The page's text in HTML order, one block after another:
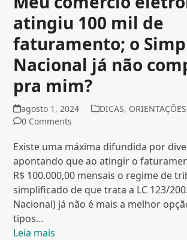
atingiu 100 mil de
faturamento; o
Nacional já não
pra mim?
agosto 1, 2024 DICAS, ORIENTAÇÕES
0 Comments
Existe uma máxima difundida por
apontando que ao atingir o
R$ 100.000,00 mensais o regime de
simplificado de que trata a LC 123/
Nacional) já não é mais a melhor
tipos…
Leia mais